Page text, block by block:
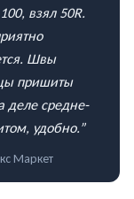
взял 50R.
Швы
пришиты
деле средне-
удобно.”
Маркет